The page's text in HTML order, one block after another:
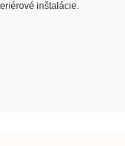
inštalácie.